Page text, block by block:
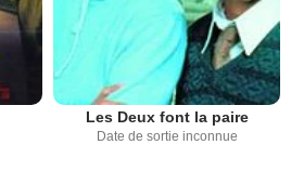
Les Deux font la paire
Date de sortie inconnue